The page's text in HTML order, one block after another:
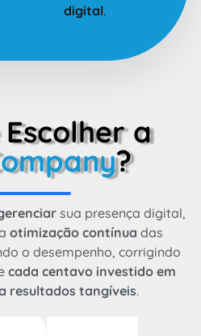
digital.
a
?
sua presença digital,
otimização contínua das
o desempenho, corrigindo
cada centavo investido em
resultados tangíveis.